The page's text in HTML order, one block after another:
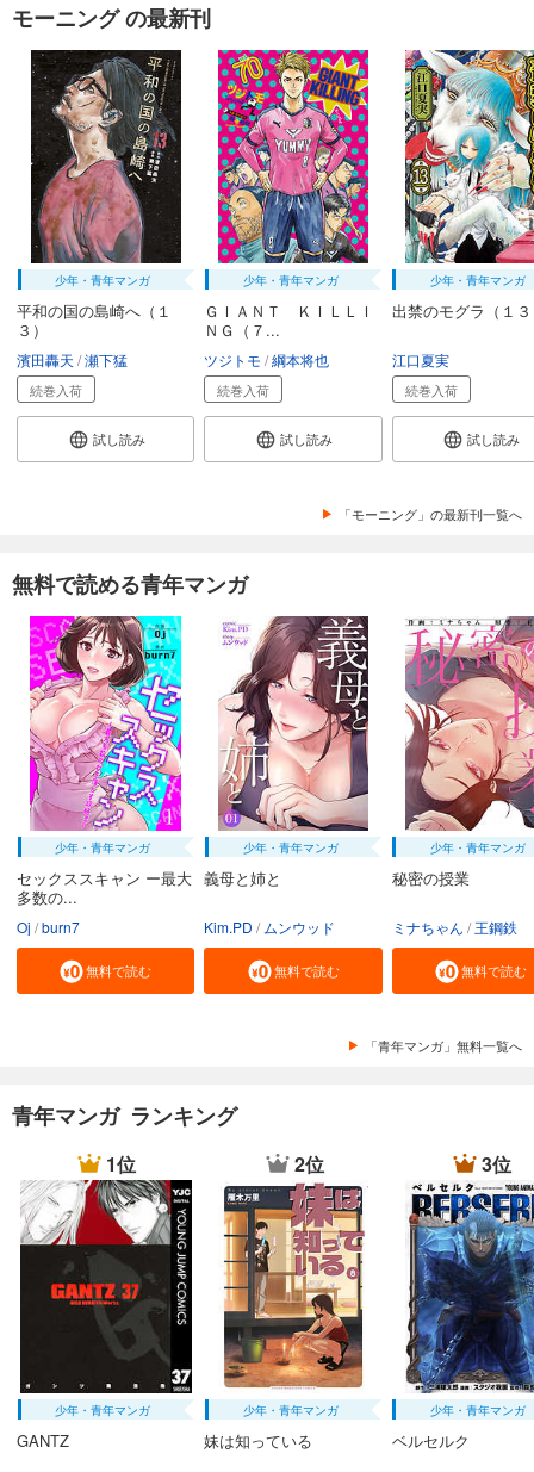
891円 (税込)
完結
試し読み
あらすじを表示する
宇宙兄弟（３８）
891 円 (税込)
完結
カート
試し読み
あらすじを表示する
宇宙兄弟（３９）
891
カート
試し読み
あらすじを表示する
完結
あらすじを表示する
宇宙兄弟（４１）
891円 (税込)
完結
カート
試し読み
あらすじを表示する
宇宙兄弟（４２）
891円 (税込)
カート
試し読み
あらすじを表示する
宇宙兄弟（４４）
891
円 (税込)
カート
試し読み
あらすじを表示する
宇宙兄弟（４５）
891円 (税込)
完結
カート
モーニング の最新刊
少年・青年マンガ
平和の国の島崎へ（１
３）
濱田轟天 瀬下猛
続巻入荷
試し読み
少年・青年マンガ
ＧＩＡＮＴ ＫＩＬＬＩ
ＮＧ（７...
ツジトモ 綱本将也
続巻入荷
試し読み
少年・青年マンガ
出禁のモグラ（１
江口夏実
続巻入荷
試し読み
「モーニング」の最新刊一覧へ
無料で読める青年マンガ
少年・青年マンガ
セックススキャン ー最大
多数の...
Oj burn7
無料で読む
少年・青年マンガ
義母と姉と
Kim.PD ムンウッド
無料で読む
少年・青年マンガ
秘密の授業
ミナちゃん 王鋼鉄
無料で読む
「青年マンガ」無料一覧へ
青年マンガ ランキング
1位
少年・青年マンガ
GANTZ
2位
少年・青年マンガ
妹は知っている
3位
少年・青年マンガ
ベルセルク